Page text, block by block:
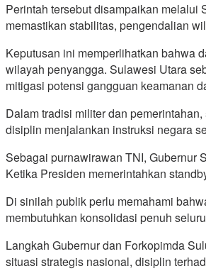
Perintah tersebut disampaikan melalui
memastikan stabilitas, pengendalian
Keputusan ini memperlihatkan bahwa
wilayah penyangga. Sulawesi Utara
mitigasi potensi gangguan keamanan
Dalam tradisi militer dan
disiplin menjalankan instruksi negara
Sebagai purnawirawan TNI, Gubernur
Ketika Presiden memerintahkan
Di sinilah publik perlu memahami
membutuhkan konsolidasi penuh
Langkah Gubernur dan Forkopimda
situasi strategis nasional, disiplin